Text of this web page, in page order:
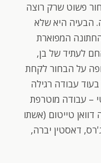
פשוט שרק רוצה
הבעיה היא שלא
המפוארת
לעתיד של בן,
על הבחור לקחת
עבודה רגילה
– עבודה מוטרפת
טייטום (אשתו
דאסטין יברה,